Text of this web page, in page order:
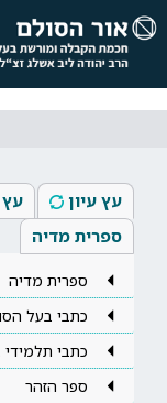
עץ עיון עץ
ספרית מדיה
ספרית מדיה
כתבי בעל
כתבי
ספר הזהר